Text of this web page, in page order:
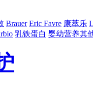
Brauer Eric Favre 康萃乐
乳铁蛋白 婴幼营养其